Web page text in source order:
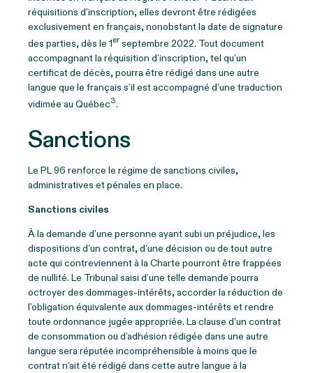
réquisitions d’inscription, elles devront être rédigées
exclusivement en français, nonobstant la date de signature
des parties, dès le 1er septembre 2022. Tout document
accompagnant la réquisition d’inscription, tel qu’un
certificat de décès, pourra être rédigé dans une autre
langue que le français s’il est accompagné d’une traduction
vidimée au Québec3.
Sanctions
Le PL 96 renforce le régime de sanctions civiles,
administratives et pénales en place.
Sanctions civiles
À la demande d’une personne ayant subi un préjudice, les
dispositions d’un contrat, d’une décision ou de tout autre
acte qui contreviennent à la Charte pourront être frappées
de nullité. Le Tribunal saisi d’une telle demande pourra
octroyer des dommages-intérêts, accorder la réduction de
l’obligation équivalente aux dommages-intérêts et rendre
toute ordonnance jugée appropriée. La clause d’un contrat
de consommation ou d’adhésion rédigée dans une autre
langue sera réputée incompréhensible à moins que le
contrat n’ait été rédigé dans cette autre langue à la